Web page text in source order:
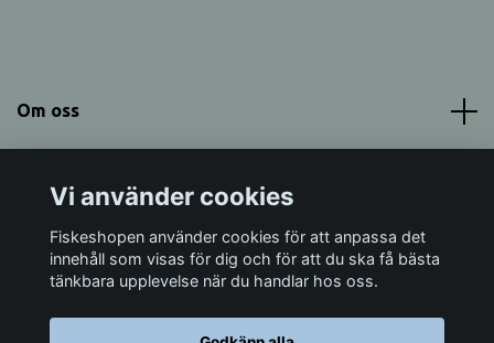
Om oss
Sociala medier
Vi använder cookies
Fiskeshopen använder cookies för att anpassa det
innehåll som visas för dig och för att du ska få bästa
tänkbara upplevelse när du handlar hos oss.